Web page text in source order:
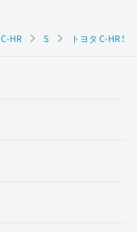
C-HR S トヨタ C-HR S